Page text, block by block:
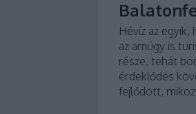
Hévíz az
az amúgy is
része, tehát
érdeklődés
fejlődött,